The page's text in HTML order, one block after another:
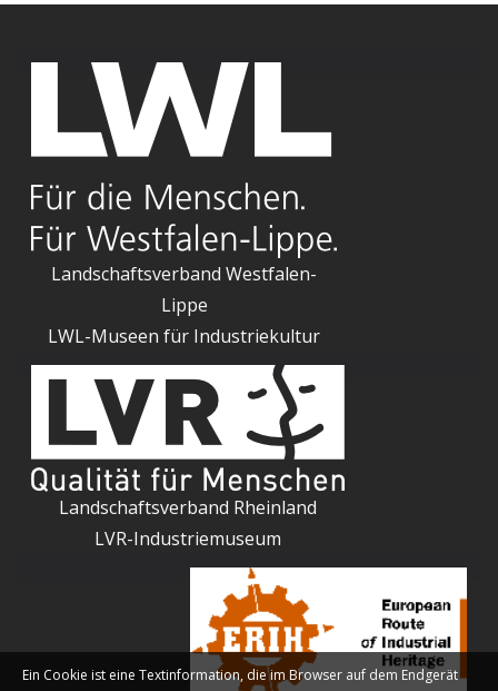
Landschaftsverband Westfalen-
Lippe
LWL-Museen für Industriekultur
Landschaftsverband Rheinland
LVR-Industriemuseum
Ein Cookie ist eine Textinformation, die im Browser auf dem Endgerät